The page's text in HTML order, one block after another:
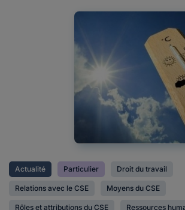
Actualité Particulier Droit du travail
Relations avec le CSE Moyens du CSE
Rôles et attributions du CSE Ressources